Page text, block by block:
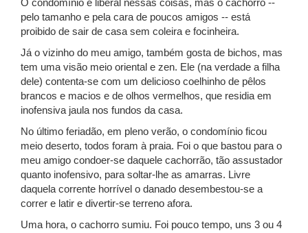
O condomínio é liberal nessas coisas, mas o cachorro --
pelo tamanho e pela cara de poucos amigos -- está
proibido de sair de casa sem coleira e focinheira.
Já o vizinho do meu amigo, também gosta de bichos, mas
tem uma visão meio oriental e zen. Ele (na verdade a filha
dele) contenta-se com um delicioso coelhinho de pêlos
brancos e macios e de olhos vermelhos, que residia em
inofensiva jaula nos fundos da casa.
No último feriadão, em pleno verão, o condomínio ficou
meio deserto, todos foram à praia. Foi o que bastou para o
meu amigo condoer-se daquele cachorrão, tão assustador
quanto inofensivo, para soltar-lhe as amarras. Livre
daquela corrente horrível o danado desembestou-se a
correr e latir e divertir-se terreno afora.
Uma hora, o cachorro sumiu. Foi pouco tempo, uns 3 ou 4